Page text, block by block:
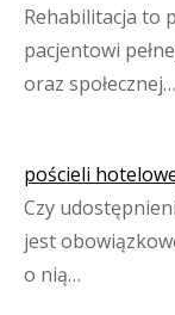
Rehabilitacja to
pacjentowi
oraz społecznej…
pościeli
Czy
jest
o nią…